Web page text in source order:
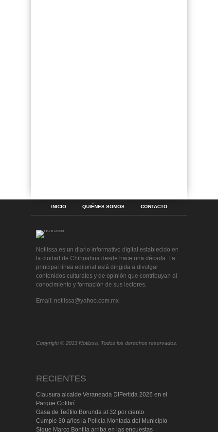
INICIO QUIÉNES SOMOS CONTACTO
Notiissa es un diario informativo digital establecido en
la ciudad de Chihuahua desde hace una década. La
principal línea editorial está dirigida a divulgar
contenidos culturales y de opinión que contribuyan al
conocimiento y formación de sus lectores.
Email: notiissa@yahoo.com.mx
Copyright © 2013 Notiissa. Todos los derechos reservados.
RECIENTES
Clausura alcalde Veraneada DIFertida 2026 en el
Parque Colibrí
Gasa de Teófilo Borunda al 32 por ciento
Cumple 30 años la Policía Montada del Municipio
Sigue Marco Bonilla arriba en las encuestas